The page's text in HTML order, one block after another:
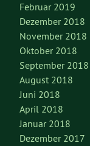
Februar 2019
Dezember 2018
November 2018
Oktober 2018
September 2018
August 2018
Juni 2018
April 2018
Januar 2018
Dezember 2017